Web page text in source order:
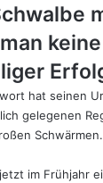
hat seinen
gelegenen
im Frühjahr